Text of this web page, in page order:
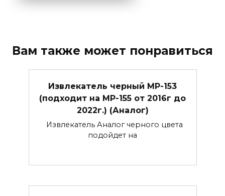
Вам также может понравиться
Извлекатель черный МР-153
(подходит на МР-155 от 2016г до
2022г.) (Аналог)
Извлекатель Аналог черного цвета
подойдет на